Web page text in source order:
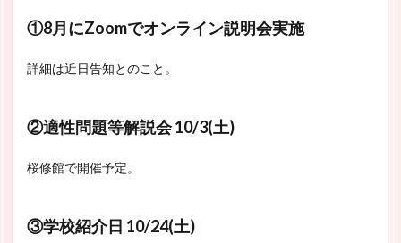
①8月にZoomでオンライン説明会実施
詳細は近日告知とのこと。
②適性問題等解説会 10/3(土)
桜修館で開催予定。
③学校紹介日 10/24(土)